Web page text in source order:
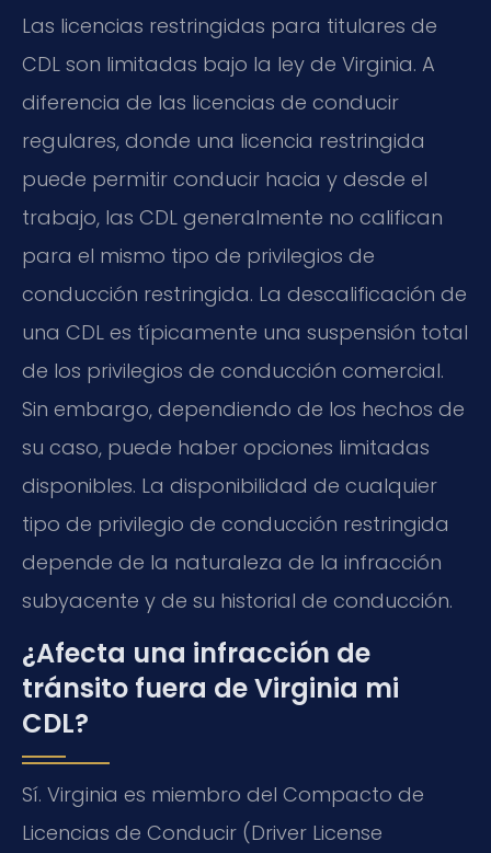
Las licencias restringidas para titulares de
CDL son limitadas bajo la ley de Virginia. A
diferencia de las licencias de conducir
regulares, donde una licencia restringida
puede permitir conducir hacia y desde el
trabajo, las CDL generalmente no califican
para el mismo tipo de privilegios de
conducción restringida. La descalificación de
una CDL es típicamente una suspensión total
de los privilegios de conducción comercial.
Sin embargo, dependiendo de los hechos de
su caso, puede haber opciones limitadas
disponibles. La disponibilidad de cualquier
tipo de privilegio de conducción restringida
depende de la naturaleza de la infracción
subyacente y de su historial de conducción.
¿Afecta una infracción de
tránsito fuera de Virginia mi
CDL?
Sí. Virginia es miembro del Compacto de
Licencias de Conducir (Driver License